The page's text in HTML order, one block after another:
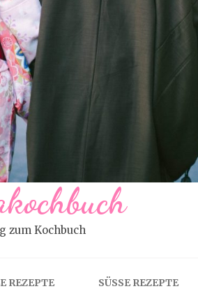
zum Kochbuch
REZEPTE SÜSSE REZEPTE